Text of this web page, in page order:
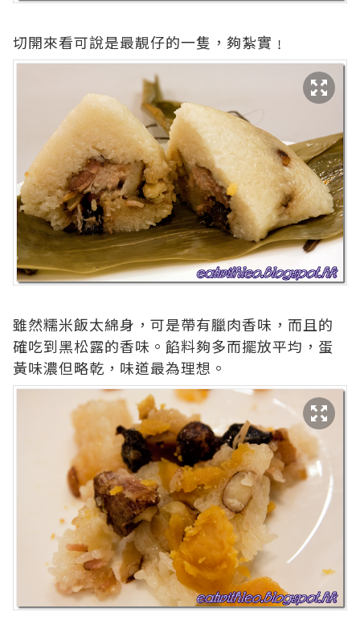
切開來看可說是最靚仔的一隻，夠紮實﹗
雖然糯米飯太綿身，可是帶有臘肉香味，而且的
確吃到黑松露的香味。餡料夠多而擺放平均，蛋
黃味濃但略乾，味道最為理想。